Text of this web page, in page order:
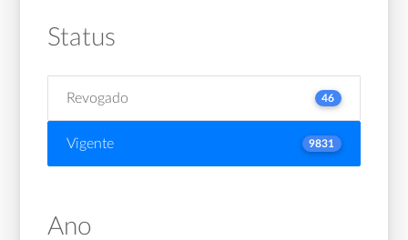
Status
Revogado 46
Vigente 9831
Ano